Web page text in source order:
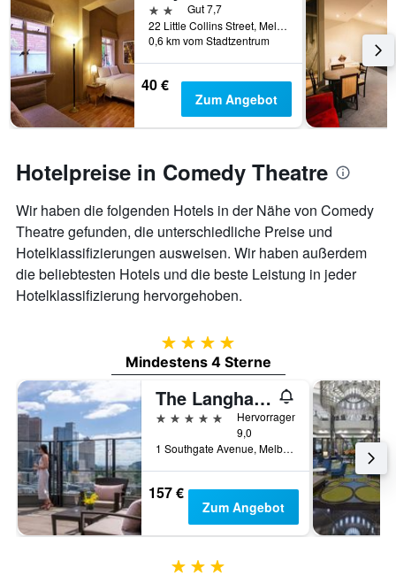
2 SterneGut 7,7
22 Little Collins Street, Melbourne, VIC, Australien
0,6 km vom Stadtzentrum
40 €
Zum Angebot
Hotelpreise in Comedy Theatre
Wir haben die folgenden Hotels in der Nähe von Comedy
Theatre gefunden, die unterschiedliche Preise und
Hotelklassifizierungen ausweisen. Wir haben außerdem
die beliebtesten Hotels und die beste Leistung in jeder
Hotelklassifizierung hervorgehoben.
4 Sterne
Mindestens 4 Sterne
The Langham Melbourne
5 Sterne
Hervorragend
9,0
1 Southgate Avenue, Melbourne, VIC, Australien
157 €
Zum Angebot
3 Sterne